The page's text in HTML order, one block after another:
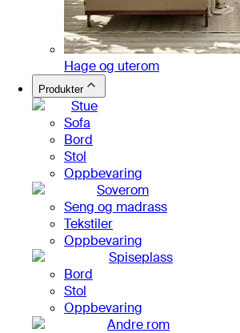
Hage og uterom
Produkter
Stue
Sofa
Bord
Stol
Oppbevaring
Soverom
Seng og madrass
Tekstiler
Oppbevaring
Spiseplass
Bord
Stol
Oppbevaring
Andre rom